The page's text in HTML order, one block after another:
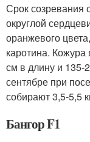
Срок созревания
округлой
оранжевого
каротина.
см в длину и 135-
сентябре при
собирают 3,5-5,5
Бангор F1